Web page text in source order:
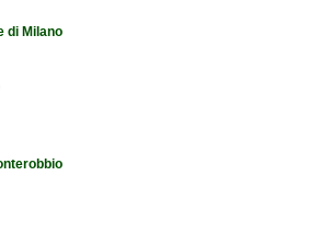
di Milano